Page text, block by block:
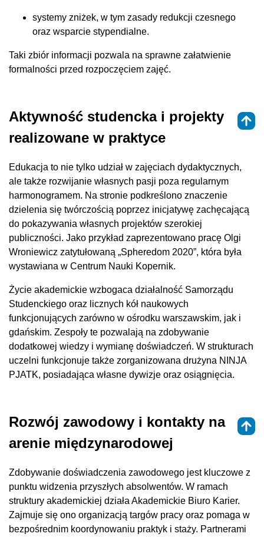
systemy zniżek, w tym zasady redukcji czesnego
oraz wsparcie stypendialne.
Taki zbiór informacji pozwala na sprawne załatwienie
formalności przed rozpoczęciem zajęć.
Aktywność studencka i projekty
realizowane w praktyce
Edukacja to nie tylko udział w zajęciach dydaktycznych,
ale także rozwijanie własnych pasji poza regularnym
harmonogramem. Na stronie podkreślono znaczenie
dzielenia się twórczością poprzez inicjatywę zachęcającą
do pokazywania własnych projektów szerokiej
publiczności. Jako przykład zaprezentowano pracę Olgi
Wroniewicz zatytułowaną „Spheredom 2020”, która była
wystawiana w Centrum Nauki Kopernik.
Życie akademickie wzbogaca działalność Samorządu
Studenckiego oraz licznych kół naukowych
funkcjonujących zarówno w ośrodku warszawskim, jak i
gdańskim. Zespoły te pozwalają na zdobywanie
dodatkowej wiedzy i wymianę doświadczeń. W strukturach
uczelni funkcjonuje także zorganizowana drużyna NINJA
PJATK, posiadająca własne dywizje oraz osiągnięcia.
Rozwój zawodowy i kontakty na
arenie międzynarodowej
Zdobywanie doświadczenia zawodowego jest kluczowe z
punktu widzenia przyszłych absolwentów. W ramach
struktury akademickiej działa Akademickie Biuro Karier.
Zajmuje się ono organizacją targów pracy oraz pomaga w
bezpośrednim koordynowaniu praktyk i staży. Partnerami